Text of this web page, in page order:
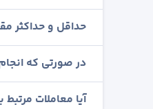
حداقل و حداکثر
در صورتی که
آیا معاملات